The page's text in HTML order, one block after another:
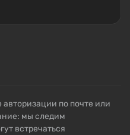
по почте или
мы следим
встречаться